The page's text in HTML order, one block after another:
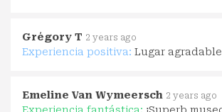
Grégory T 2 years ago
Experiencia positiva: Lugar
Emeline Van Wymeersch 2 years ago
Experiencia fantástica: ¡Superb